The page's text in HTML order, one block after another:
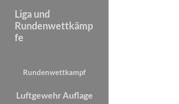
Liga und
Rundenwettkämp
fe
Rundenwettkampf
Luftgewehr Auflage